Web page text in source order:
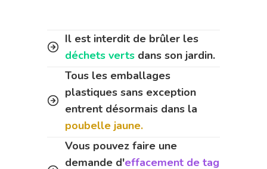
Il est interdit de brûler les
déchets verts dans son jardin.
Tous les emballages
plastiques sans exception
entrent désormais dans la
poubelle jaune.
Vous pouvez faire une
demande d'effacement de tag